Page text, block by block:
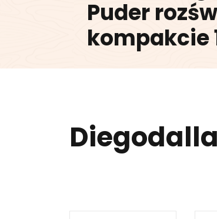
Puder
kompakcie